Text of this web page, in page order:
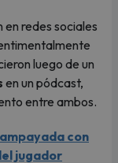
redes sociales
luego de un
en un pódcast,
entre ambos.
con
jugador